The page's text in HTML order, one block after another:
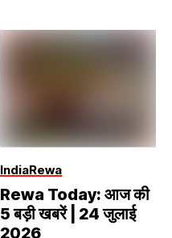
IndiaRewa
Rewa Today: आज की
5 बड़ी खबरें | 24 जुलाई
2026